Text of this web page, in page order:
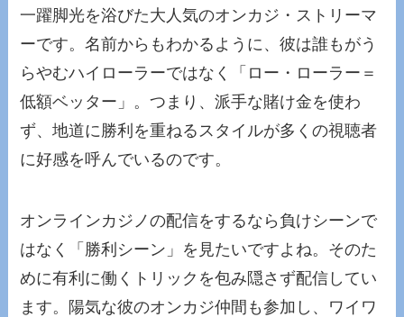
一躍脚光を浴びた大人気のオンカジ・ストリーマ
ーです。名前からもわかるように、彼は誰もがう
らやむハイローラーではなく「ロー・ローラー＝
低額ベッター」。つまり、派手な賭け金を使わ
ず、地道に勝利を重ねるスタイルが多くの視聴者
に好感を呼んでいるのです。
オンラインカジノの配信をするなら負けシーンで
はなく「勝利シーン」を見たいですよね。そのた
めに有利に働くトリックを包み隠さず配信してい
ます。陽気な彼のオンカジ仲間も参加し、ワイワ